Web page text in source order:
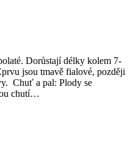
Dorůstají délky kolem 7-
jsou tmavě fialové, později
Chuť a pal: Plody se
chutí…